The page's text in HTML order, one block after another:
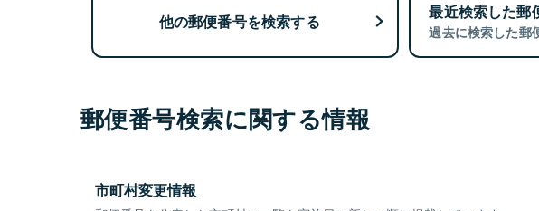
他の郵便番号を検索する 最近検索した郵
過去に検索した郵
郵便番号検索に関する情報
市町村変更情報